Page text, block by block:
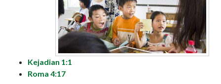
Kejadian 1:1
Roma 4:17